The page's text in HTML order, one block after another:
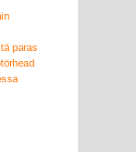
paras